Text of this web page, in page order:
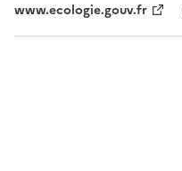
www.ecologie.gouv.fr